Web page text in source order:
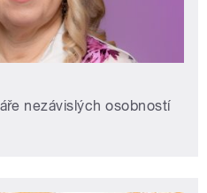
nezávislých osobností